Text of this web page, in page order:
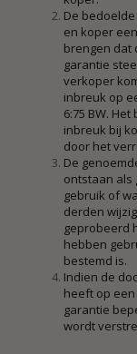
De
en koper
brengen dat
garantie
verkoper
inbreuk op
6:75 BW.
inbreuk bij
door het
De
ontstaan als
gebruik of
derden
geprobeerd
hebben
bestemd is.
Indien de
heeft op
garantie
wordt